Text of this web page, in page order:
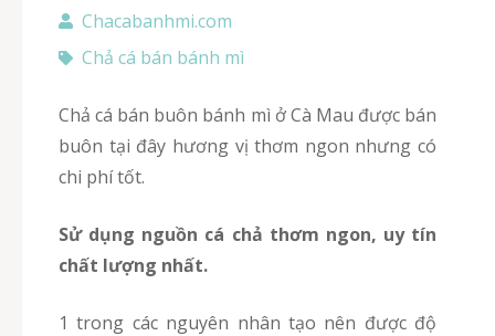
Chacabanhmi.com
Chả cá bán bánh mì
chả cá bán buôn bánh mì ở Cà Mau được bán
buôn tại đây hương vị thơm ngon nhưng có
chi phí tốt.
Sử dụng nguồn cá chả thơm ngon, uy tín
chất lượng nhất.
1 trong các nguyên nhân tạo nên được độ